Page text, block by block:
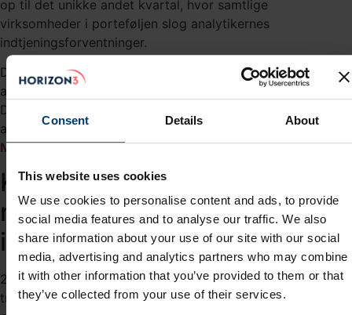
Consent Details About
This website uses cookies
We use cookies to personalise content and ads, to provide
social media features and to analyse our traffic. We also
share information about your use of our site with our social
media, advertising and analytics partners who may combine
it with other information that you’ve provided to them or that
they’ve collected from your use of their services.
op til det unikke andet kvartal, hvor samtlige
virksomheder i porteføljen slog analytikernes
indtjeningsforventninger.
De stærke regnskaber har smittet positivt af på fondens
afkast, som siden børsnoteringen 20. februar er på 37,7%.
Dermed er fonden også blandt de allerbedste målt på
afkast i henhold til det internationale analysehus
Morningstar.
Kun to virksomheder
missede
indtjeningsforventningerne
21 af de 24 virksomheder i fondens aktieportefølje slog i
tredje kvartal analytikernes konsensusforventninger til